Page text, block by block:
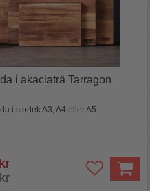
i akaciaträ Tarragon
i storlek A3, A4 eller A5